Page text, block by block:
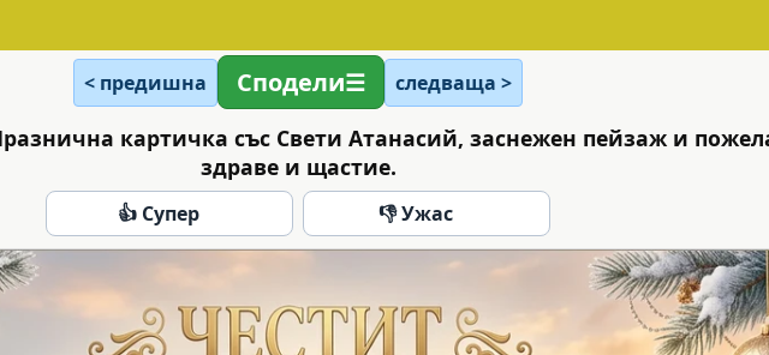
< предишна Сподели следваща >
картичка със Свети Атанасий, заснежен пейзаж и
здраве и щастие.
👍 Супер 👎 Ужас